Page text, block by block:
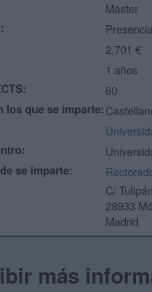
Máster
2.701 €
1 años
60
los que se imparte:
se imparte:
C/
28933
Madrid
más